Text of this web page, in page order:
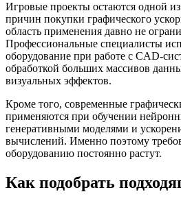
Игровые проекты остаются одной
причин покупки графического
область применения давно не
Профессиональные специалисты
оборудование при работе с CAD-
обработкой больших массивов
визуальных эффектов.
Кроме того, современные
применяются при обучении
генеративными моделями и
вычислений. Именно поэтому
оборудованию постоянно растут.
Как подобрать